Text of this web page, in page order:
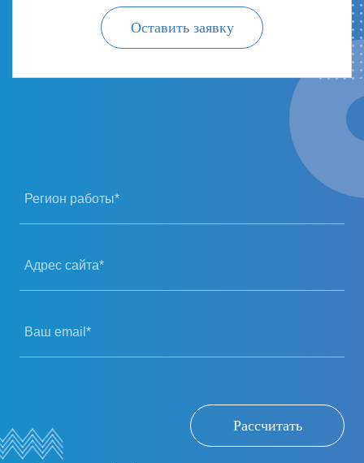
Оставить заявку
Регион работы*
Адрес сайта*
Ваш email*
Рассчитать